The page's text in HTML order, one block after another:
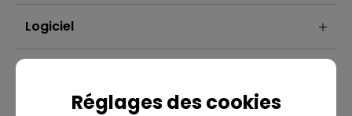
Réglages des cookies
Logiciel